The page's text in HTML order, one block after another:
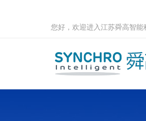
您好，欢迎进入江苏舜高智能